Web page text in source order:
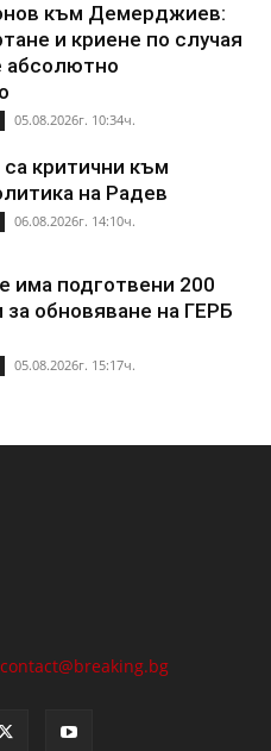
към Демерджиев:
и криене по случая
абсолютно
05.08.2026г. 10:34ч.
са критични към
на Радев
06.08.2026г. 14:10ч.
има подготвени 200
обновяване на ГЕРБ
05.08.2026г. 15:17ч.
contact@breaking.bg